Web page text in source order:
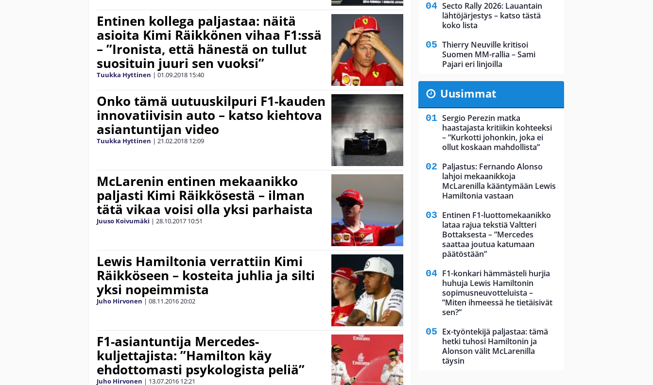
Entinen kollega paljastaa: näitä
asioita Kimi Räikkönen vihaa F1:ssä
– ”Ironista, että hänestä on tullut
suosituin juuri sen vuoksi”
Tuukka Hyttinen | 01.09.2018 15:40
Onko tämä uutuuskilpuri F1-kauden
innovatiivisin auto – katso kiehtova
asiantuntijan video
Tuukka Hyttinen | 21.02.2018 12:09
McLarenin entinen mekaanikko
paljasti Kimi Räikkösestä – ilman
tätä vikaa voisi olla yksi parhaista
Juuso Koivumäki | 28.10.2017 10:51
Lewis Hamiltonia verrattiin Kimi
Räikköseen – kosteita juhlia ja silti
yksi nopeimmista
Juho Hirvonen | 08.11.201620:02
F1-asiantuntija Mercedes-
kuljettajista: ”Hamilton käy
ehdottomasti psykologista peliä”
Juho Hirvonen | 13.07.2016 12:21
Secto Rally 2026: Lauantain
lähtöjärjestys – katso tästä
koko lista
Thierry Neuville kritisoi
Suomen MM-rallia – Sami
Pajari eri linjoilla
Uusimmat
Sergio Perezin matka
haastajasta kritiikin kohteeksi
– ”Kurkotti johonkin, joka ei
ollut koskaan mahdollista”
Paljastus: Fernando Alonso
lahjoi mekaanikkoja
McLarenilla kääntymään Lewis
Hamiltonia vastaan
Entinen F1-luottomekaanikko
lataa rajua tekstiä Valtteri
Bottaksesta – ”Mercedes
saattaa joutua katumaan
päätöstään”
F1-konkari hämmästeli hurjia
huhuja Lewis Hamiltonin
sopimusneuvotteluista –
”Miten ihmeessä he tietäisivät
sen?”
Ex-työntekijä paljastaa: tämä
hetki tuhosi Hamiltonin ja
Alonson välit McLarenilla
täysin